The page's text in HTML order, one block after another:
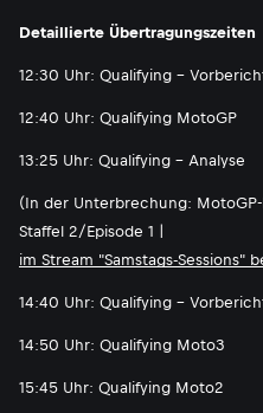
Detaillierte Übertragungszeiten
12:30 Uhr: Qualifying -
12:40 Uhr: Qualifying MotoGP
13:25 Uhr: Qualifying - Analyse
(In der Unterbrechung:
Staffel 2/Episode 1 |
im Stream "Samstags-Sessions"
14:40 Uhr: Qualifying -
14:50 Uhr: Qualifying Moto3
15:45 Uhr: Qualifying Moto2